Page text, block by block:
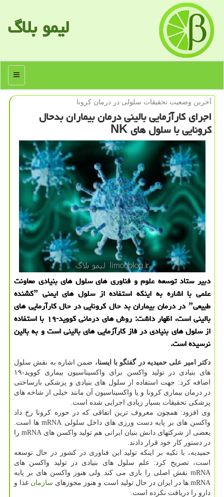
لیمو بلاگ
منو
آخرین وضعیت تحقیقات سلولی در درمان كرونا
اجرای كارآزمایی بالینی درمان بیماران بدحال
كرونایی با سلول های NK
دبیر ستاد توسعه علوم و فناوری های سلول های بنیادی معاونت
علمی با اشاره به اینکه استفاده از سلول های ایمنی ˮکشنده
طبیعیˮ در درمان بیماران بد حال کرونایی در حال کارآرمایی های
بالینی است، اظهار داشت: روش های درمانی کووید-۱۹ با استفاده
از سلول های بنیادی در فاز کارآزمایی های بالینی است و به بالین
نرسیده است.
دکتر امیر علی حمیدیه در گفتگو با ایسنا، ضمن اشاره به نقش سلول
های بنیادی در تولید واکسن برای واکسیناسیون بیماری کووید-۱۹
اضافه کرد: جهت استفاده از سلول های بنیادی و پزشکی بازساختی
در درمان بیماری کرونا و یا واکسیناسیون آن مانند خیلی از شاخه های
پزشکی تحقیقات بسیار زیادی اجرایی شده است.
وی افزود: همچون معروف ترین اتفاقی که در حوزه کرونا رخ داد
واکسن های بر پایه دست ورزی های داخل سلولی mRNA ها است.
بعضی از شرکتهای دانش بنیان ایرانی هم تولید واکسن های mRNA را
در دستور کار خود قرار دادند.
حمیدیه، با تکیه بر اینکه تولید این فناوری در کشور در حال توسعه
است، تصریح کرد: علم سلول های بنیادی در تولید واکسن های
mRNA نقش اصلی را بازی می کند ولی هنوز واکسن های بر پایه
mRNA ها در ایران در حال تولید است و هنوز مجوزهای
سازمان غذا و
دارو را دریافت نکرده است.